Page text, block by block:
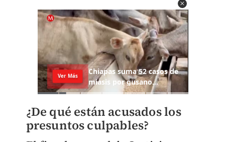
¿De qué están acusados los
presuntos culpables?